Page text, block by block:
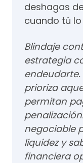
deshagas
cuando tú
Blindaje
estrategia
prioriza
permitan
negociable
liquidez y
financiera